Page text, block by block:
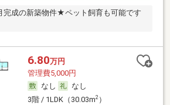
成の新築物件★ペット飼育も可能です
6.80万円
管理費5,000円
なし
なし
3階 / 1LDK（30.03m2）